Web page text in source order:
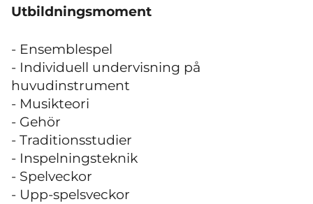
Utbildningsmoment
- Ensemblespel
- Individuell undervisning på
huvudinstrument
- Musikteori
- Gehör
- Traditionsstudier
- Inspelningsteknik
- Spelveckor
- Upp-spelsveckor